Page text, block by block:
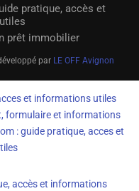
pratique, accès et
prêt immobilier
par LE OFF Avignon
et informations utiles
formulaire et informations
: guide pratique, acces et
accès et informations